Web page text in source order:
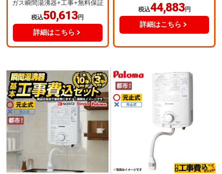
ガス瞬間湯沸器+工事+無料保証
税込50,613円
詳細はこちら
税込44,883円
詳細はこちら